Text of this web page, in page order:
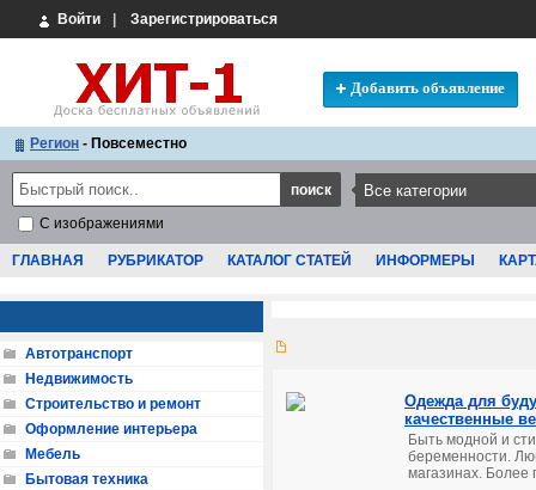
Войти Зарегистрироваться
Добавить объявление
Регион - Повсеместно
С изображениями
ГЛАВНАЯ РУБРИКАТОР КАТАЛОГ СТАТЕЙ ИНФОРМЕРЫ
Одежда для
качественные
Быть модной и
беременности.
магазинах. Более
Автотранспорт
Недвижимость
Строительство и ремонт
Оформление интерьера
Мебель
Бытовая техника